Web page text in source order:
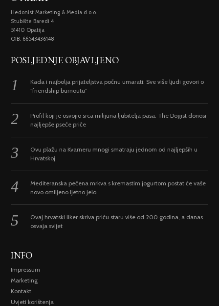
Hedonist Marketing & Media d.o.o.
Stubište Baredi 4
51410 Opatija
OIB: 66543436148
POSLJEDNJE OBJAVLJENO
Kada i najbolja prijateljstva počnu umarati: Sve više ljudi govori o
“friendship burnoutu”
Profil koji je osvojio srca milijuna ljubitelja pasa: The Dogist donosi
najljepše pseće priče
Ovu plažu na Kvarneru mnogi smatraju jednom od najljepših u
Hrvatskoj
Mediteranska pečena mrkva s kremastim jogurtom postat će vaše
novo omiljeno ljetno jelo
Ovaj hrvatski liker skriva priču staru više od 200 godina, a danas
osvaja svijet
INFO
Impressum
Marketing
Kontakt
Uvjeti korištenja